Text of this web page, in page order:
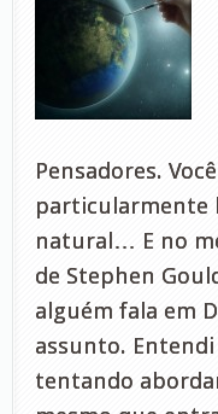
Pensadores.
particularmente
natural… E no
de Stephen
alguém fala em
assunto.
tentando